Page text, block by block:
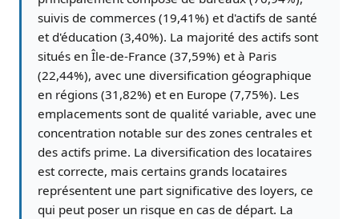
suivis de commerces (19,41%) et d'actifs de santé
et d'éducation (3,40%). La majorité des actifs sont
situés en Île-de-France (37,59%) et à Paris
(22,44%), avec une diversification géographique
en régions (31,82%) et en Europe (7,75%). Les
emplacements sont de qualité variable, avec une
concentration notable sur des zones centrales et
des actifs prime. La diversification des locataires
est correcte, mais certains grands locataires
représentent une part significative des loyers, ce
qui peut poser un risque en cas de départ. La